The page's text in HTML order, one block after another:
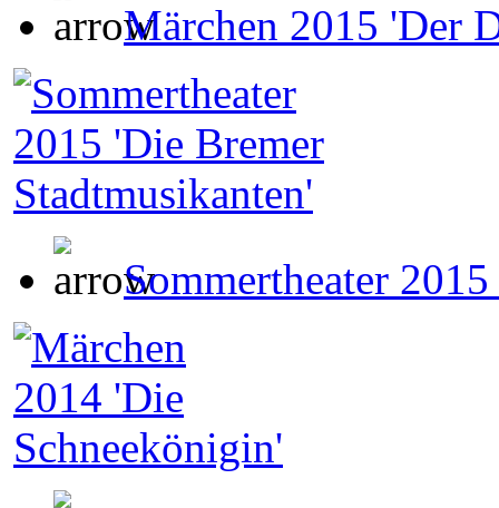
Märchen 2015 'Der
Sommertheater